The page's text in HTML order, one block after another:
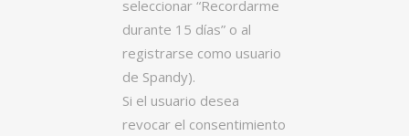
seleccionar “Recordarme
durante 15 días” o al
registrarse como usuario
de Spandy).
Si el usuario desea
revocar el consentimiento